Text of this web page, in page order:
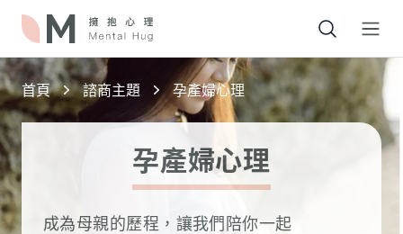
首頁 諮商主題 孕產婦心理
孕產婦心理
成為母親的歷程，讓我們陪你一起